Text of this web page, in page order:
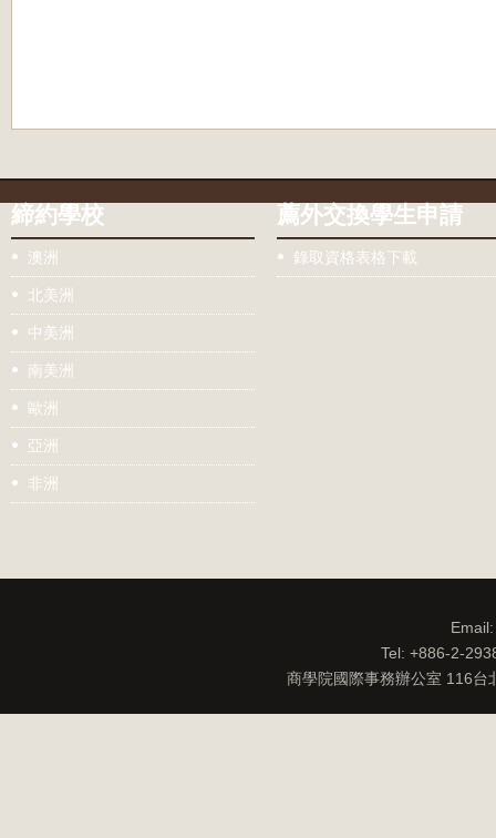
締約學校
澳洲
北美洲
中美洲
南美洲
歐洲
亞洲
非洲
薦外交換學生申請
錄取資格表格下載
Tel: +886-2-
商學院國際事務辦公室 116台